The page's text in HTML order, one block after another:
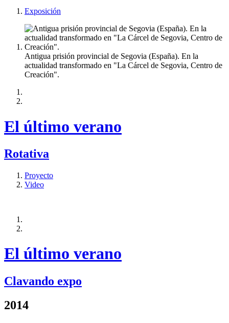
Exposición
Antigua prisión provincial de Segovia (España). En la
actualidad transformado en "La Cárcel de Segovia, Centro de
Creación".
El último verano
Rotativa
Proyecto
Video
El último verano
Clavando expo
2014